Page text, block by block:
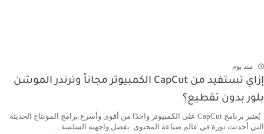
منذ يوم
إزاي تستفيد من CapCut الكمبيوتر مجاناً وترندر الموشن
بلور بدون تقطيع؟
يُعتبر برنامج CapCut على الكمبيوتر واحدًا من أقوى وأسرع برامج المونتاج الحديثة
التي أحدثت ثورة في عالم صناعة المحتوى. بفضل واجهته السلسة ...